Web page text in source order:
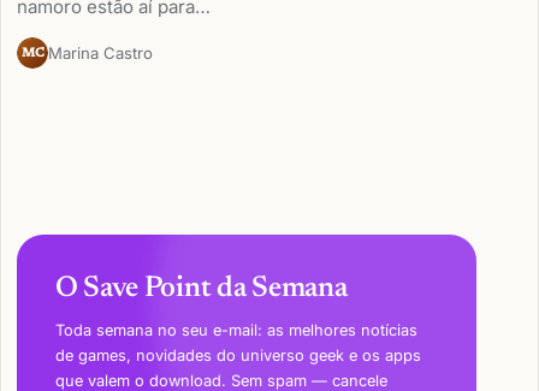
namoro estão aí para…
MC Marina Castro
O Save Point da Semana
Toda semana no seu e-mail: as melhores notícias
de games, novidades do universo geek e os apps
que valem o download. Sem spam — cancele